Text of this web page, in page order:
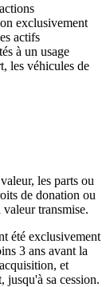
exclusivement
actifs
à un usage
les véhicules de
les parts ou
de donation ou
transmise.
été exclusivement
3 ans avant la
et
jusqu'à sa cession.